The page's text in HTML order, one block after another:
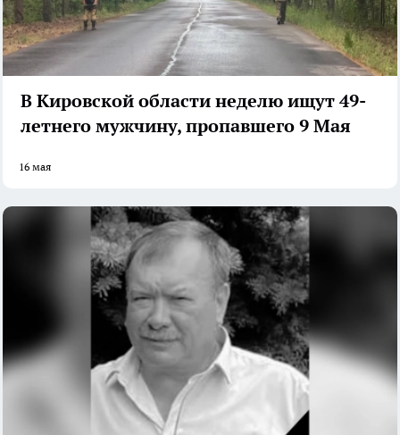
В Кировской области неделю ищут 49-
летнего мужчину, пропавшего 9 Мая
16 мая